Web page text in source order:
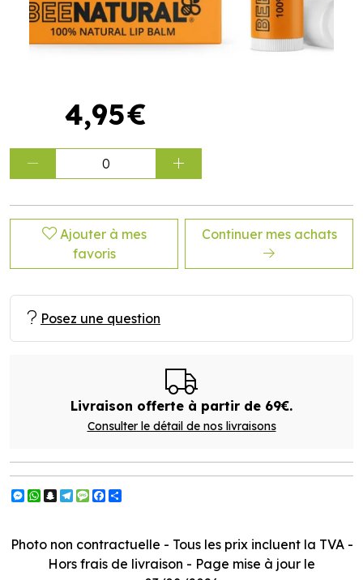
4,95€
0
Ajouter à mes
favoris
Continuer mes achats
Posez une question
Livraison offerte à partir de 69€.
Consulter le détail de nos livraisons
Messenger
WhatsApp
Snapchat
Telegram
Message
Facebook
Photo non contractuelle - Tous les prix incluent la TVA -
Hors frais de livraison - Page mise à jour le